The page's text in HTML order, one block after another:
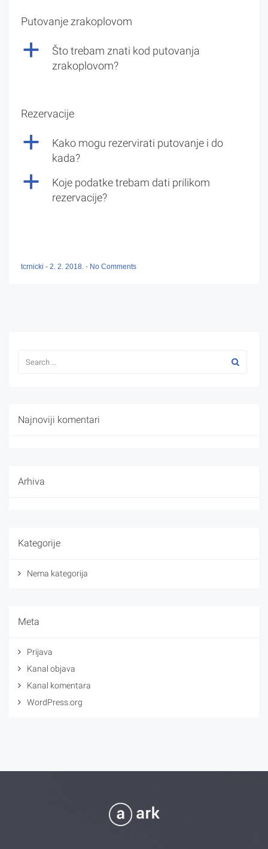
Putovanje zrakoplovom
a
Što trebam znati kod putovanja
zrakoplovom?
Rezervacije
a
Kako mogu rezervirati putovanje i do
kada?
a
Koje podatke trebam dati prilikom
rezervacije?
tcrnicki - 2. 2. 2018. - No Comments
Najnoviji komentari
Arhiva
Kategorije
Nema kategorija
Meta
Prijava
Kanal objava
Kanal komentara
WordPress.org